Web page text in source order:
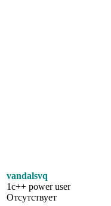
vandalsvq
1c++ power user
Отсутствует